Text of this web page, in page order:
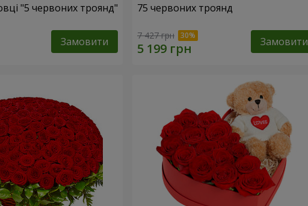
"5 червоних троянд"
Замовити
75 червоних троянд
7 427 грн Замовити